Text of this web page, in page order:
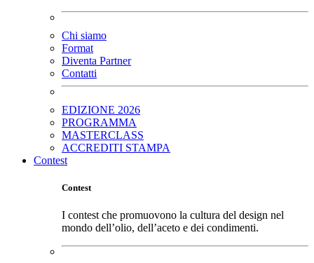
Chi siamo
Format
Diventa Partner
Contatti
EDIZIONE 2026
PROGRAMMA
MASTERCLASS
ACCREDITI STAMPA
Contest
Contest
I contest che promuovono la cultura del design nel
mondo dell’olio, dell’aceto e dei condimenti.